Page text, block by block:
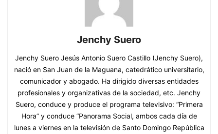
Jenchy Suero
Jenchy Suero Jesús Antonio Suero Castillo (Jenchy Suero),
nació en San Juan de la Maguana, catedrático universitario,
comunicador y abogado. Ha dirigido diversas entidades
profesionales y organizativas de la sociedad, etc. Jenchy
Suero, conduce y produce el programa televisivo: “Primera
Hora” y conduce “Panorama Social, ambos cada día de
lunes a viernes en la televisión de Santo Domingo República